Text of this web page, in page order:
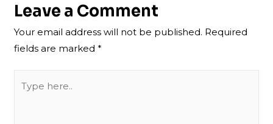
Leave a Comment
Your email address will not be published. Required
fields are marked*
here..